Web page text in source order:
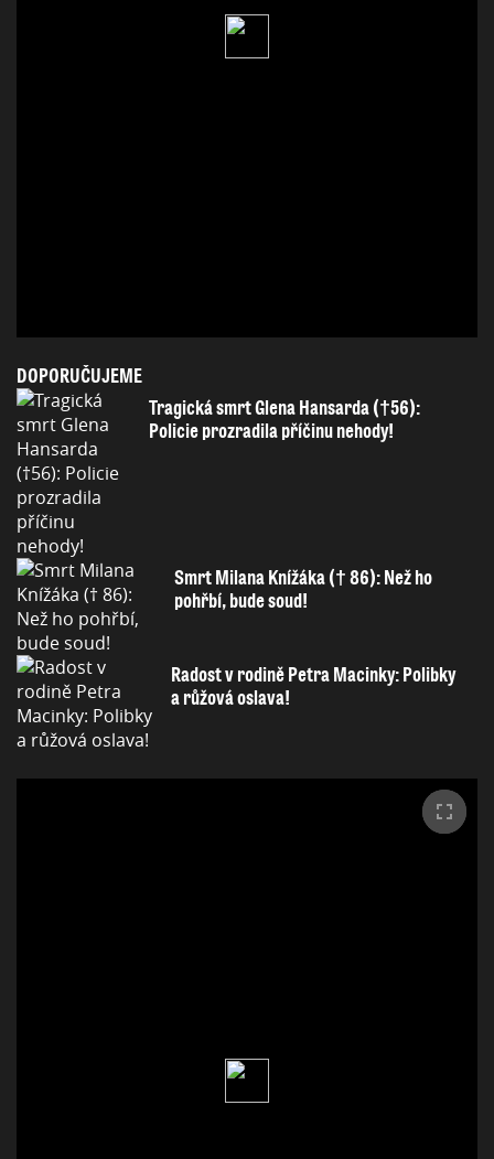
DOPORUČUJEME
Tragická smrt Glena Hansarda (†56):
Policie prozradila příčinu nehody!
Smrt Milana Knížáka († 86): Než ho
pohřbí, bude soud!
Radost v rodině Petra Macinky: Polibky
a růžová oslava!